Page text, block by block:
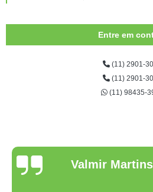
Entre em
(11) 2901-
(11) 2901-
(11) 98435-
Valmir Martins